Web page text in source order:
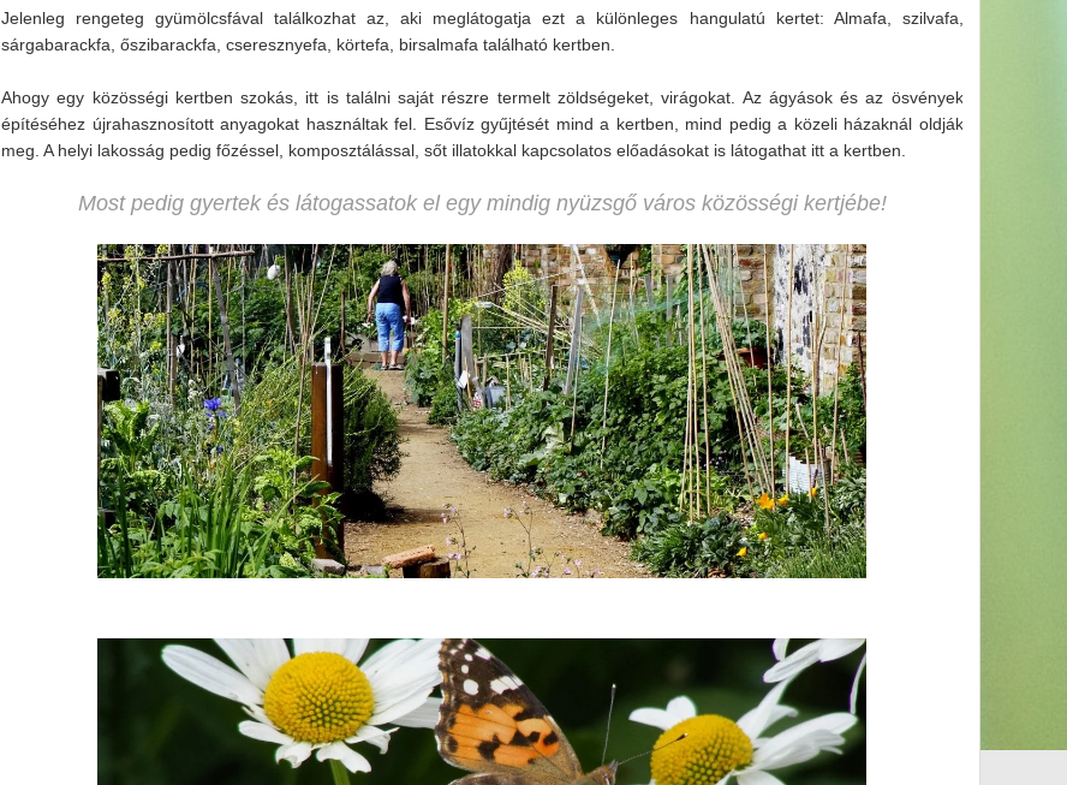
Jelenleg rengeteg gyümölcsfával találkozhat az, aki meglátogatja ezt a különleges hangulatú kertet: Almafa, szilvafa,
sárgabarackfa, őszibarackfa, cseresznyefa, körtefa, birsalmafa található kertben.
Ahogy egy közösségi kertben szokás, itt is találni saját részre termelt zöldségeket, virágokat. Az ágyások és az ösvények
építéséhez újrahasznosított anyagokat használtak fel. Esővíz gyűjtését mind a kertben, mind pedig a közeli házaknál oldják
meg. A helyi lakosság pedig főzéssel, komposztálással, sőt illatokkal kapcsolatos előadásokat is látogathat itt a kertben.
Most pedig gyertek és látogassatok el egy mindig nyüzsgő város közösségi kertjébe!